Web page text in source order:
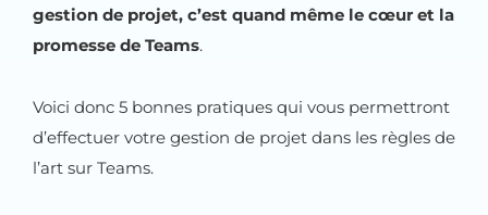
gestion de projet, c’est quand même le cœur et la
promesse de Teams.
Voici donc 5 bonnes pratiques qui vous permettront
d’effectuer votre gestion de projet dans les règles de
l’art sur Teams.